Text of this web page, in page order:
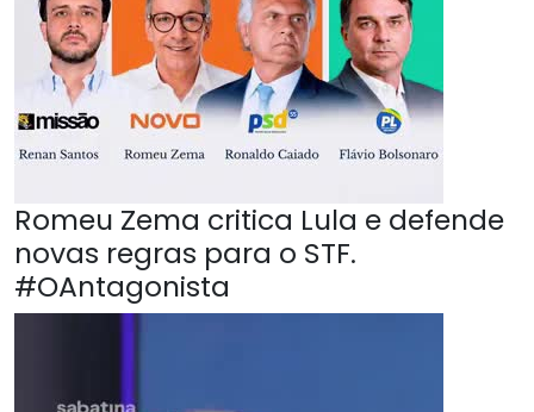
Romeu Zema critica Lula e defende
novas regras para o STF.
#OAntagonista